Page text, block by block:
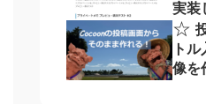
実装
☆
ト
像を